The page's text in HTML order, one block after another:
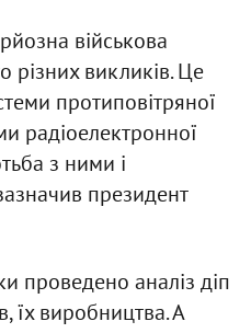
військова
різних викликів. Це
протиповітряної
радіоелектронної
з ними і
президент
проведено аналіз діп
їх виробництва. А